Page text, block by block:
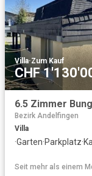
Villa·Zum Kauf
CHF
6.5 Zimmer
Bezirk Andelfingen
Villa
·Garten·Parkplatz·
Seit mehr als einem